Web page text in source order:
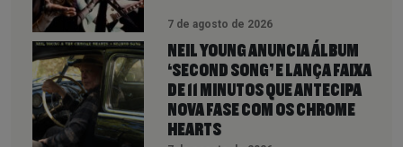
7 de agosto de 2026
NEIL YOUNG ANUNCIA ÁLBUM
‘SECOND SONG’ E LANÇA FAIXA
DE 11 MINUTOS QUE ANTECIPA
NOVA FASE COM OS CHROME
HEARTS